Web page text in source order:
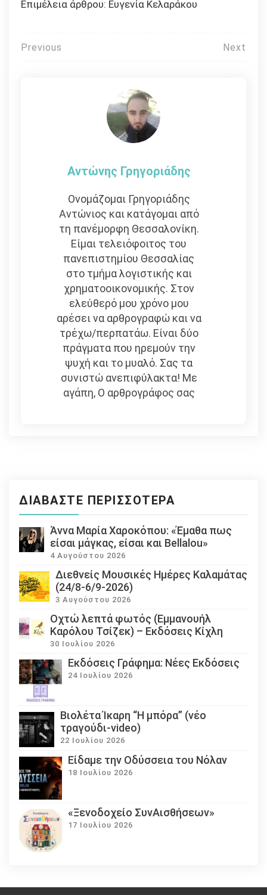
Επιμέλεια άρθρου: Ευγενία Κελαράκου
Πλοήγηση
Previous Next
Αντώνης Γρηγοριάδης
Ονομάζομαι Γρηγοριάδης
Αντώνιος και κατάγομαι από
τη πανέμορφη Θεσσαλονίκη.
Είμαι τελειόφοιτος του
πανεπιστημίου Θεσσαλίας
στο τμήμα λογιστικής και
χρηματοοικονομικής. Στον
ελεύθερό μου χρόνο μου
αρέσει να αρθρογραφώ και να
τρέχω/περπατάω. Είναι δύο
πράγματα που ηρεμούν την
ψυχή και το μυαλό. Σας τα
συνιστώ ανεπιφύλακτα! Με
αγάπη, Ο αρθρογράφος σας
ΔΙΑΒΆΣΤΕ ΠΕΡΙΣΣΌΤΕΡΑ
Άννα Μαρία Χαροκόπου: «Έμαθα πως
είσαι μάγκας, είσαι και Bellalou»
4 Αυγούστου 2026
Διεθνείς Μουσικές Ημέρες Καλαμάτας
(24/8-6/9-2026)
3 Αυγούστου 2026
Οχτώ λεπτά φωτός (Εμμανουήλ
Καρόλου Τσίζεκ) – Εκδόσεις Κίχλη
30 Ιουλίου 2026
Εκδόσεις Γράφημα: Νέες Εκδόσεις
24 Ιουλίου 2026
Βιολέτα Ίκαρη “Η μπόρα” (νέο
τραγούδι-video)
22 Ιουλίου 2026
Eίδαμε την Οδύσσεια του Νόλαν
18 Ιουλίου 2026
«Ξενοδοχείο ΣυνΑισθήσεων»
17 Ιουλίου 2026